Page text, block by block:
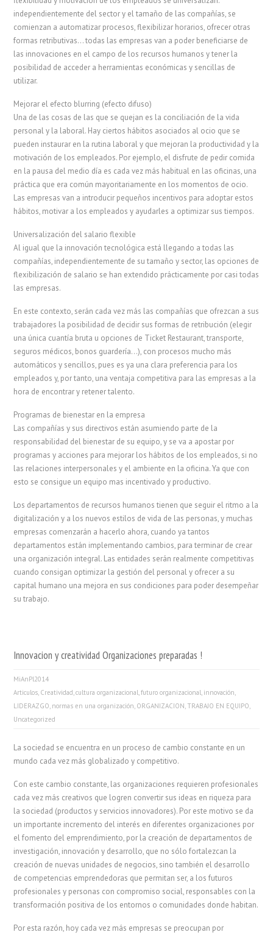
independientemente del sector y el tamaño de las compañías, se
comienzan a automatizar procesos, flexibilizar horarios, ofrecer otras
formas retributivas… todas las empresas van a poder beneficiarse de
las innovaciones en el campo de los recursos humanos y tener la
posibilidad de acceder a herramientas económicas y sencillas de
utilizar.
Mejorar el efecto blurring (efecto difuso)
Una de las cosas de las que se quejan es la conciliación de la vida
personal y la laboral. Hay ciertos hábitos asociados al ocio que se
pueden instaurar en la rutina laboral y que mejoran la productividad y la
motivación de los empleados. Por ejemplo, el disfrute de pedir comida
en la pausa del medio día es cada vez más habitual en las oficinas, una
práctica que era común mayoritariamente en los momentos de ocio.
Las empresas van a introducir pequeños incentivos para adoptar estos
hábitos, motivar a los empleados y ayudarles a optimizar sus tiempos.
Universalización del salario flexible
Al igual que la innovación tecnológica está llegando a todas las
compañías, independientemente de su tamaño y sector, las opciones de
flexibilización de salario se han extendido prácticamente por casi todas
las empresas.
En este contexto, serán cada vez más las compañías que ofrezcan a sus
trabajadores la posibilidad de decidir sus formas de retribución (elegir
una única cuantía bruta u opciones de Ticket Restaurant, transporte,
seguros médicos, bonos guardería…), con procesos mucho más
automáticos y sencillos, pues es ya una clara preferencia para los
empleados y, por tanto, una ventaja competitiva para las empresas a la
hora de encontrar y retener talento.
Programas de bienestar en la empresa
Las compañías y sus directivos están asumiendo parte de la
responsabilidad del bienestar de su equipo, y se va a apostar por
programas y acciones para mejorar los hábitos de los empleados, si no
las relaciones interpersonales y el ambiente en la oficina. Ya que con
esto se consigue un equipo mas incentivado y productivo.
Los departamentos de recursos humanos tienen que seguir el ritmo a la
digitalización y a los nuevos estilos de vida de las personas, y muchas
empresas comenzarán a hacerlo ahora, cuando ya tantos
departamentos están implementando cambios, para terminar de crear
una organización integral. Las entidades serán realmente competitivas
cuando consigan optimizar la gestión del personal y ofrecer a su
capital humano una mejora en sus condiciones para poder desempeñar
su trabajo.
Innovacion y creatividad Organizaciones preparadas !
MiAnPl2014
Articulos, Creatividad,cultura organizacional,futuro organizacional, innovación,
LIDERAZGO, normas en una organización, ORGANIZACION, TRABAJO EN EQUIPO,
Uncategorized
La sociedad se encuentra en un proceso de cambio constante en un
mundo cada vez más globalizado y competitivo.
Con este cambio constante, las organizaciones requieren profesionales
cada vez más creativos que logren convertir sus ideas en riqueza para
la sociedad (productos y servicios innovadores). Por este motivo se da
un importante incremento del interés en diferentes organizaciones por
el fomento del emprendimiento, por la creación de departamentos de
investigación, innovación y desarrollo, que no sólo fortalezcan la
creación de nuevas unidades de negocios, sino también el desarrollo
de competencias emprendedoras que permitan ser, a los futuros
profesionales y personas con compromiso social, responsables con la
transformación positiva de los entornos o comunidades donde habitan.
Por esta razón, hoy cada vez más empresas se preocupan por